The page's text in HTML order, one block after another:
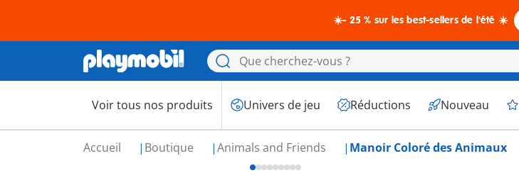
☀️- 25 % sur les best-sellers de l'été ☀️
Voir tous nos produits Univers de jeu Réductions Nouveau
Accueil Boutique Animals and Friends Manoir Coloré des Animaux